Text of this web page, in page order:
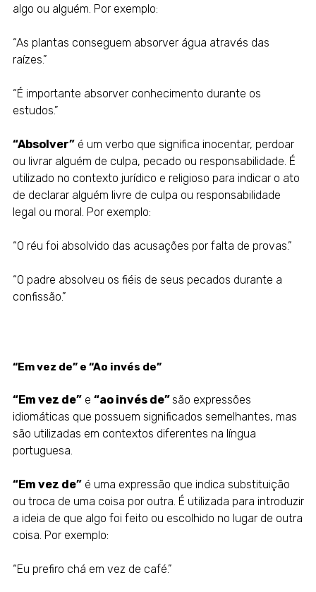
algo ou alguém. Por exemplo:
“As plantas conseguem absorver água através das
raízes.”
“É importante absorver conhecimento durante os
estudos.”
“Absolver”é um verbo que significa inocentar, perdoar
ou livrar alguém de culpa, pecado ou responsabilidade. É
utilizado no contexto jurídico e religioso para indicar o ato
de declarar alguém livre de culpa ou responsabilidade
legal ou moral. Por exemplo:
“O réu foi absolvido das acusações por falta de provas.”
“O padre absolveu os fiéis de seus pecados durante a
confissão.”
“Em vez de” e “Ao invés de”
“Em vez de”e “ao invés de” são expressões
idiomáticas que possuem significados semelhantes, mas
são utilizadas em contextos diferentes na língua
portuguesa.
“Em vez de”é uma expressão que indica substituição
ou troca de uma coisa por outra. É utilizada para introduzir
a ideia de que algo foi feito ou escolhido no lugar de outra
coisa. Por exemplo:
“Eu prefiro chá em vez de café.”